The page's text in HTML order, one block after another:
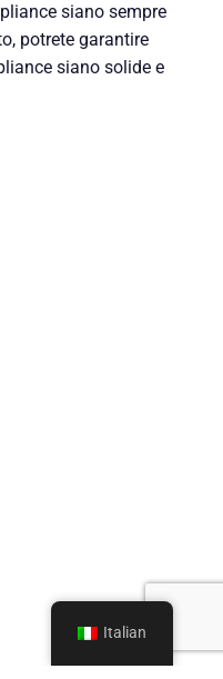
siano sempre
potrete garantire
siano solide e
Italian